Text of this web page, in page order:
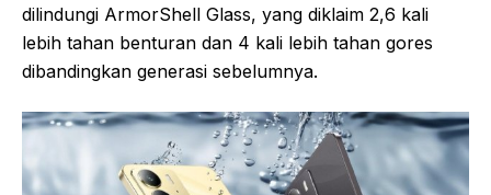
dilindungi ArmorShell Glass, yang diklaim 2,6 kali
lebih tahan benturan dan 4 kali lebih tahan gores
dibandingkan generasi sebelumnya.